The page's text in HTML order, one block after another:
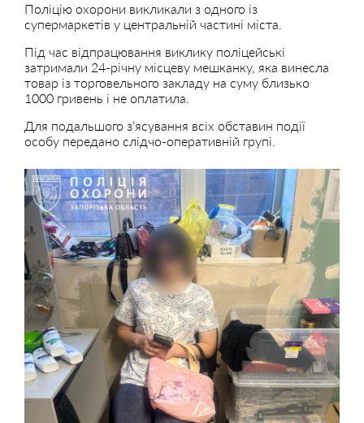
Поліцію охорони викликали з одного із
супермаркетів у центральній частині міста.
Під час відпрацювання виклику поліцейські
затримали 24-річну місцеву мешканку, яка винесла
товар із торговельного закладу на суму близько
1000 гривень і не оплатила.
Для подальшого з’ясування всіх обставин події
особу передано слідчо-оперативній групі.